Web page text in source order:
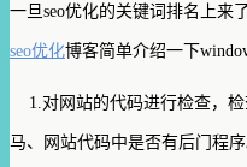
一旦seo优化的关键词排名上来
seo优化博客简单介绍一下
1.对网站的代码进行检查，检
马、网站代码中是否有后门程序